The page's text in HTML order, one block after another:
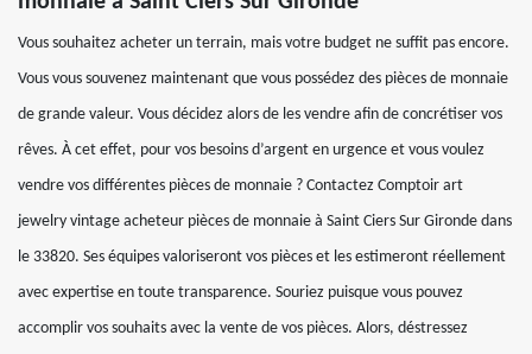
Vous souhaitez acheter un terrain, mais votre budget ne suffit pas encore.
Vous vous souvenez maintenant que vous possédez des pièces de monnaie
de grande valeur. Vous décidez alors de les vendre afin de concrétiser vos
rêves. À cet effet, pour vos besoins d’argent en urgence et vous voulez
vendre vos différentes pièces de monnaie ? Contactez Comptoir art
jewelry vintage acheteur pièces de monnaie à Saint Ciers Sur Gironde dans
le 33820. Ses équipes valoriseront vos pièces et les estimeront réellement
avec expertise en toute transparence. Souriez puisque vous pouvez
accomplir vos souhaits avec la vente de vos pièces. Alors, déstressez